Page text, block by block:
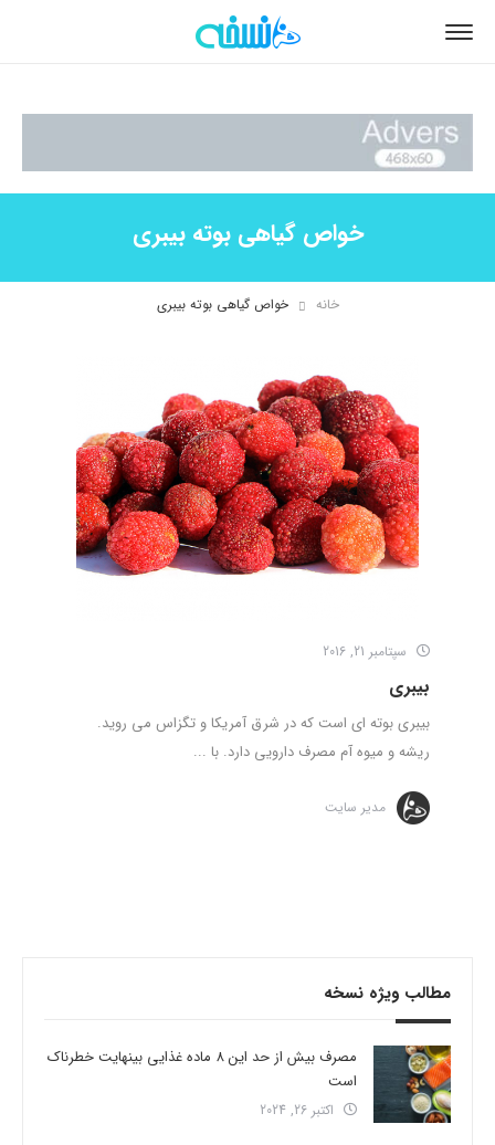
خواص گیاهی بوته بیبری
خانه خواص گیاهی بوته بیبری
سپتامبر 21, 2016
بیبری
بیبری بوته ای است که در شرق آمریکا و تگزاس می روید.
ریشه و میوه آم مصرف دارویی دارد. با ...
مدیر سایت
مطالب ویژه نسخه
مصرف بیش از حد این 8 ماده غذایی بینهایت خطرناک
است
اکتبر 26, 2024